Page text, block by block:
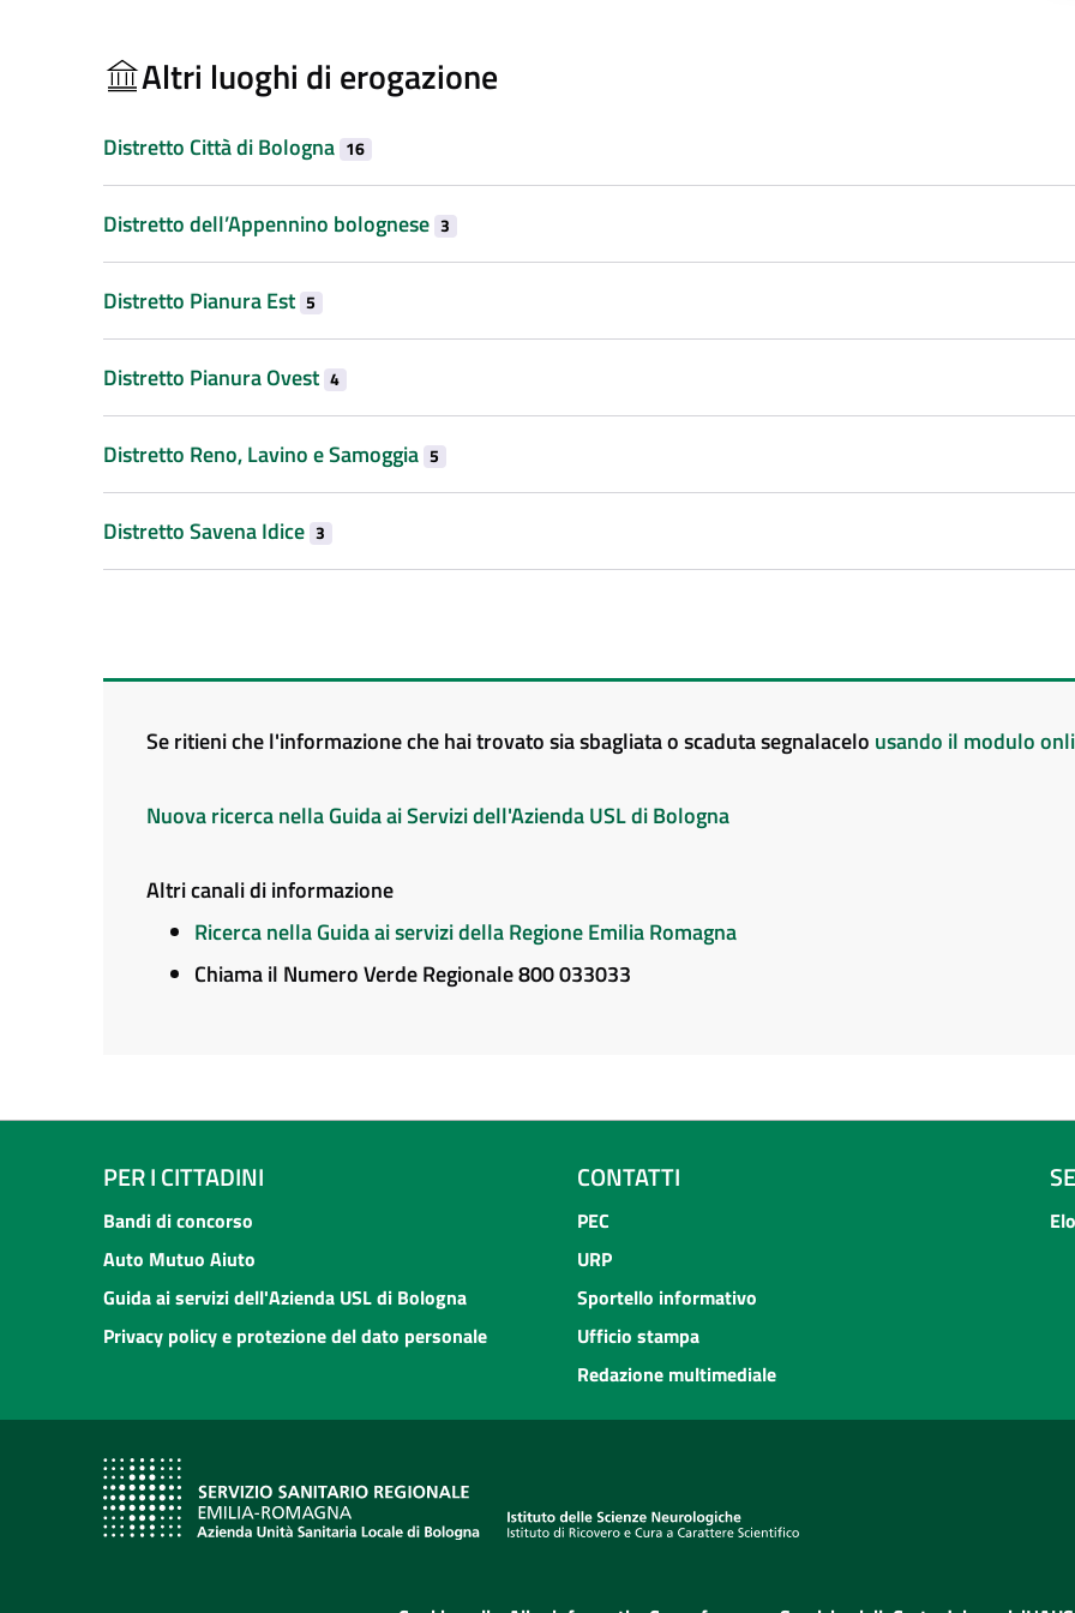
Altri luoghi di erogazione
Distretto Città di Bologna 16
Distretto dell’Appennino bolognese 3
Distretto Pianura Est 5
Distretto Pianura Ovest 4
Distretto Reno, Lavino e Samoggia 5
Distretto Savena Idice 3
Se ritieni che l'informazione che hai trovato sia sbagliata o scaduta segnalacelo usando il modulo
Nuova ricerca nella Guida ai Servizi dell'Azienda USL di Bologna
Altri canali di informazione
Ricerca nella Guida ai servizi della Regione Emilia Romagna
Chiama il Numero Verde Regionale 800 033033
PER I CITTADINI
Bandi di concorso
Auto Mutuo Aiuto
Guida ai servizi dell'Azienda USL di Bologna
Privacy policy e protezione del dato personale
CONTATTI
PEC
URP
Sportello informativo
Ufficio stampa
Redazione multimediale